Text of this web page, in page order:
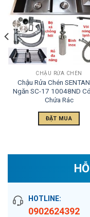
CHẬU RỬA CHÉN
Chậu Rửa Chén
Ngăn SC-17 10048ND
Chứa Rác
ĐẶT MUA
HOTLINE:
0902624392